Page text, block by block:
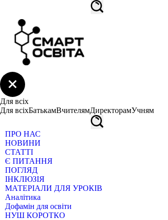
Для всіх
Для всіхБатькамВчителямДиректорамУчням
ПРО НАС
НОВИНИ
СТАТТІ
Є ПИТАННЯ
ПОГЛЯД
ІНКЛЮЗІЯ
МАТЕРІАЛИ ДЛЯ УРОКІВ
Аналітика
Дофамін для освіти
НУШ КОРОТКО